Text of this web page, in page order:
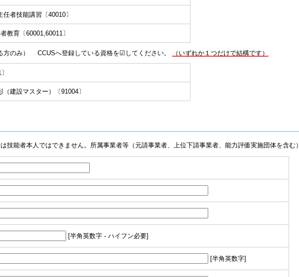
者技能講習〔40010〕
教育〔60001,60011〕
方のみ） CCUSへ登録している資格を☑してください。 （いずれか１つだけで結構です）
建設マスター）〔91004〕
技能者本人ではできません。所属事業者等（元請事業者、上位下請事業者、能力評価実施団体を含む）
[半角英数字 - ハイフン必要]
[半角英数字]